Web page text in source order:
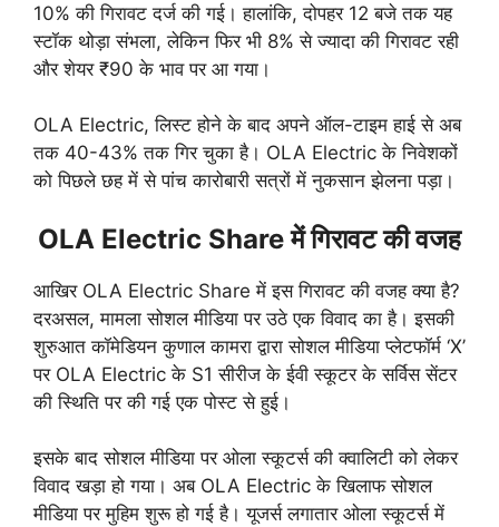
10% की गिरावट दर्ज की गई। हालांकि, दोपहर 12 बजे तक यह
स्टॉक थोड़ा संभला, लेकिन फिर भी 8% से ज्यादा की गिरावट रही
और शेयर ₹90 के भाव पर आ गया।
OLA Electric, लिस्ट होने के बाद अपने ऑल-टाइम हाई से अब
तक 40-43% तक गिर चुका है। OLA Electric के निवेशकों
को पिछले छह में से पांच कारोबारी सत्रों में नुकसान झेलना पड़ा।
OLA Electric Share में गिरावट की वजह
आखिर OLA Electric Share में इस गिरावट की वजह क्या है?
दरअसल, मामला सोशल मीडिया पर उठे एक विवाद का है। इसकी
शुरुआत कॉमेडियन कुणाल कामरा द्वारा सोशल मीडिया प्लेटफॉर्म ‘X’
पर OLA Electric के S1 सीरीज के ईवी स्कूटर के सर्विस सेंटर
की स्थिति पर की गई एक पोस्ट से हुई।
इसके बाद सोशल मीडिया पर ओला स्कूटर्स की क्वालिटी को लेकर
विवाद खड़ा हो गया। अब OLA Electric के खिलाफ सोशल
मीडिया पर मुहिम शुरू हो गई है। यूजर्स लगातार ओला स्कूटर्स में